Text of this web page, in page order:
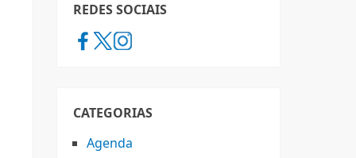
REDES SOCIAIS
CATEGORIAS
Agenda